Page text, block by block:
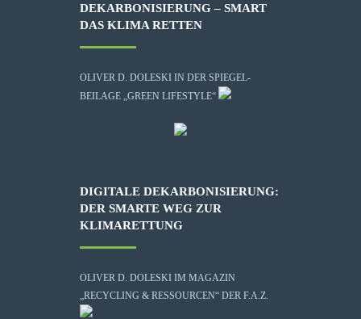
DEKARBONISIERUNG – SMART
DAS KLIMA RETTEN
OLIVER D. DOLESKI IN DER SPIEGEL-
BEILAGE „GREEN LIFESTYLE“
DIGITALE DEKARBONISIERUNG:
DER SMARTE WEG ZUR
KLIMARETTUNG
OLIVER D. DOLESKI IM MAGAZIN
„RECYCLING & RESSOURCEN“ DER F.A.Z.